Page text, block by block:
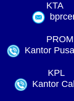
KTA
Kantor
KPL
Kantor